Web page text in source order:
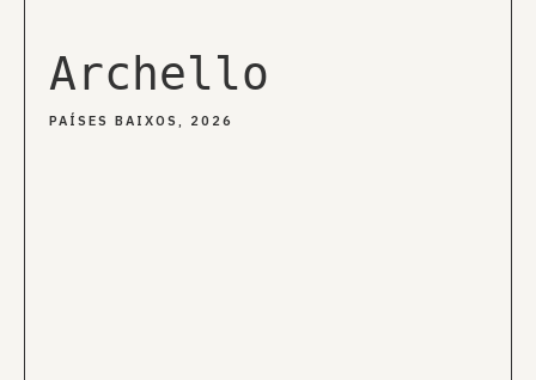
Archello
PAÍSES BAIXOS, 2026